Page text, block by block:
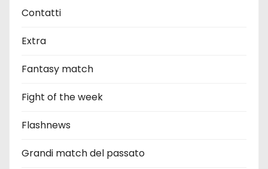
Contatti
Extra
Fantasy match
Fight of the week
Flashnews
Grandi match del passato